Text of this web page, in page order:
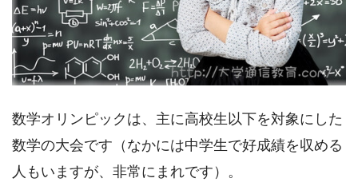
数学オリンピックは、主に高校生以下を対象にした
数学の大会です（なかには中学生で好成績を収める
人もいますが、非常にまれです）。